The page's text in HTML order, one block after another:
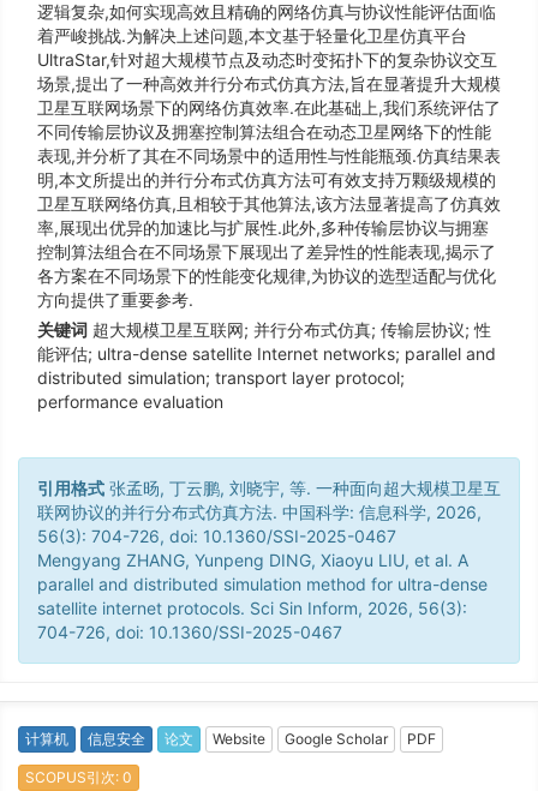
逻辑复杂,如何实现高效且精确的网络仿真与协议性能评估面临
着严峻挑战.为解决上述问题,本文基于轻量化卫星仿真平台
UltraStar,针对超大规模节点及动态时变拓扑下的复杂协议交互
场景,提出了一种高效并行分布式仿真方法,旨在显著提升大规模
卫星互联网场景下的网络仿真效率.在此基础上,我们系统评估了
不同传输层协议及拥塞控制算法组合在动态卫星网络下的性能
表现,并分析了其在不同场景中的适用性与性能瓶颈.仿真结果表
明,本文所提出的并行分布式仿真方法可有效支持万颗级规模的
卫星互联网络仿真,且相较于其他算法,该方法显著提高了仿真效
率,展现出优异的加速比与扩展性.此外,多种传输层协议与拥塞
控制算法组合在不同场景下展现出了差异性的性能表现,揭示了
各方案在不同场景下的性能变化规律,为协议的选型适配与优化
方向提供了重要参考.
关键词 超大规模卫星互联网; 并行分布式仿真; 传输层协议; 性
能评估; ultra-dense satellite Internet networks; parallel and
distributed simulation; transport layer protocol;
performance evaluation
引用格式 张孟旸, 丁云鹏, 刘晓宇, 等. 一种面向超大规模卫星互
联网协议的并行分布式仿真方法. 中国科学: 信息科学, 2026,
56(3): 704-726, doi: 10.1360/SSI-2025-0467
Mengyang ZHANG, Yunpeng DING, Xiaoyu LIU, et al. A
parallel and distributed simulation method for ultra-dense
satellite internet protocols. Sci Sin Inform, 2026, 56(3):
704-726, doi: 10.1360/SSI-2025-0467
计算机 信息安全 论文 Website Google Scholar PDF
SCOPUS引次: 0